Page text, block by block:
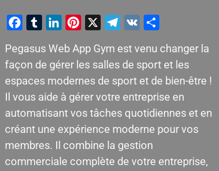
Facebook
Tumblr
LinkedIn
Pinterest
X Telegram
VK
Pegasus Web App Gym est venu changer la
façon de gérer les salles de sport et les
espaces modernes de sport et de bien-être !
Il vous aide à gérer votre entreprise en
automatisant vos tâches quotidiennes et en
créant une expérience moderne pour vos
membres. Il combine la gestion
commerciale complète de votre entreprise,